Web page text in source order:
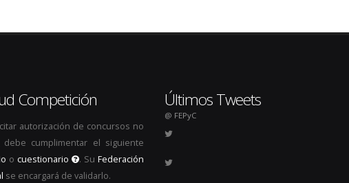
Competición
autorización de concursos no
debe cumplimentar el siguiente
o cuestionario . SuFederación
se encargará de validarlo.
Últimos Tweets
@ FEPyC